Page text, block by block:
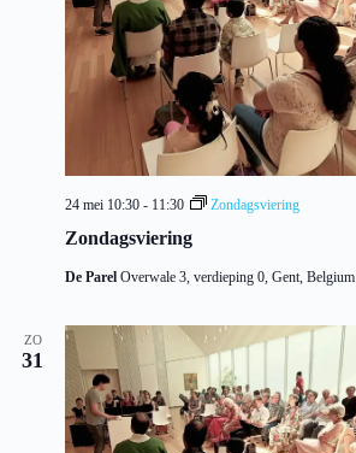
Zondagsviering
24 mei 10:30 - 11:30 Zondagsviering
De Parel Overwale 3, verdieping 0, Gent, Belgium
ZO
31